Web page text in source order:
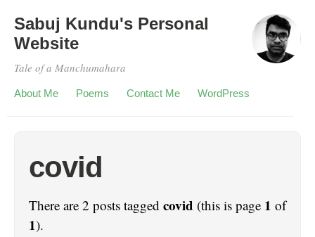
Sabuj Kundu's Personal
Website
Tale of a Manchumahara
About Me Poems Contact Me WordPress
covid
There are 2 posts tagged covid (this is page 1 of
1).